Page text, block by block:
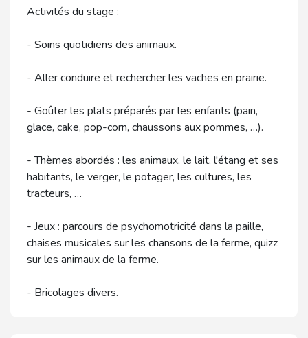
Activités du stage :
- Soins quotidiens des animaux.
- Aller conduire et rechercher les vaches en prairie.
- Goûter les plats préparés par les enfants (pain,
glace, cake, pop-corn, chaussons aux pommes, …).
- Thèmes abordés : les animaux, le lait, l'étang et ses
habitants, le verger, le potager, les cultures, les
tracteurs, …
- Jeux : parcours de psychomotricité dans la paille,
chaises musicales sur les chansons de la ferme, quizz
sur les animaux de la ferme.
- Bricolages divers.